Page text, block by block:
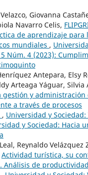
Giovanna
Navarro Celis,
de aprendizaje para
mundiales ,
Núm. 4 (2023):
Antepara, Elsy
Arteaga Yáguar, Silvia
gestión y administración
a través de procesos
, Universidad y Sociedad:
y Sociedad: Hacia
Reynaldo Velázquez
Actividad turística, su
Análisis de